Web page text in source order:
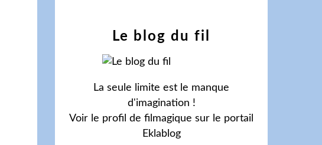
Le blog du fil
La seule limite est le manque
d'imagination !
Voir le profil de filmagique sur le portail
Eklablog